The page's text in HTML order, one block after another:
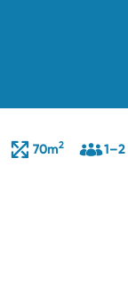
70m2